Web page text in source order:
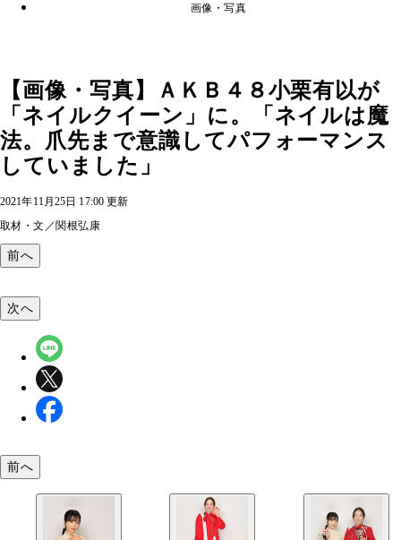
画像・写真
【画像・写真】ＡＫＢ４８小栗有以が
「ネイルクイーン」に。「ネイルは魔
法。爪先まで意識してパフォーマンス
していました」
2021年11月25日 17:00 更新
取材・文／関根弘康
前へ
次へ
前へ